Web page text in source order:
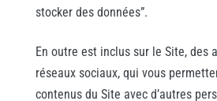
stocker des données”.
En outre est inclus sur le Site, des
réseaux sociaux, qui vous
contenus du Site avec d’autres